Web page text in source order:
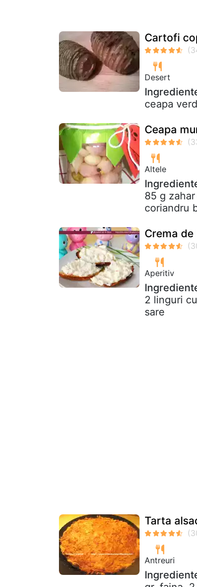
Cartofi
Desert
ceapa
Ceapa
Altele
85 g
coriandru
Crema
Aperitiv
2 linguri
sare
Tarta
Antreuri